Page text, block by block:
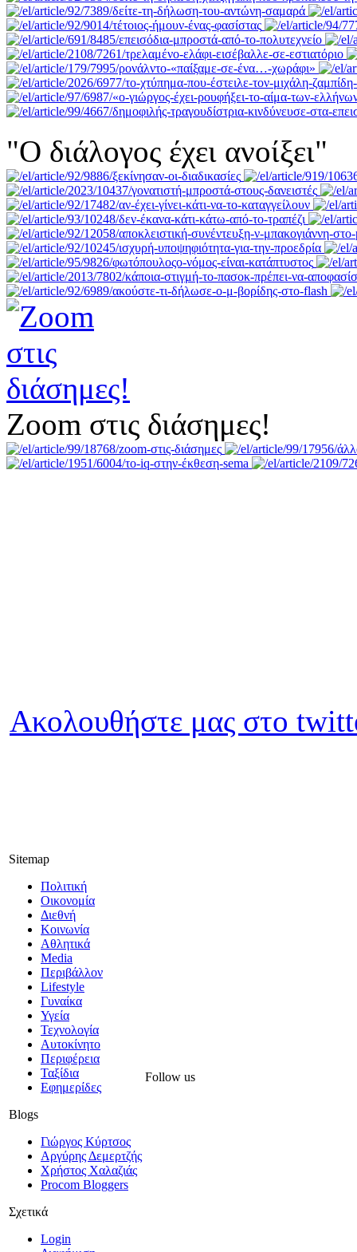
"Ο διάλογος έχει ανοίξει"
Zoom στις διάσημες!
Ακολουθήστε μας στο
Sitemap
Πολιτική
Οικονομία
Διεθνή
Κοινωνία
Αθλητικά
Media
Περιβάλλον
Lifestyle
Γυναίκα
Υγεία
Τεχνολογία
Αυτοκίνητο
Περιφέρεια
Ταξίδια
Εφημερίδες
Blogs
Γιώργος Κύρτσος
Αργύρης Δεμερτζής
Χρήστος Χαλαζιάς
Procom Bloggers
Σχετικά
Login
Follow us